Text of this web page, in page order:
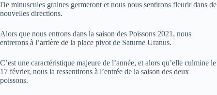
De minuscules graines germeront et nous nous sentirons fleurir dans de
nouvelles directions.
Alors que nous entrons dans la saison des Poissons 2021, nous
entrerons à l’arrière de la place pivot de Saturne Uranus.
C’est une caractéristique majeure de l’année, et alors qu’elle culmine le
17 février, nous la ressentirons à l’entrée de la saison des deux
poissons.